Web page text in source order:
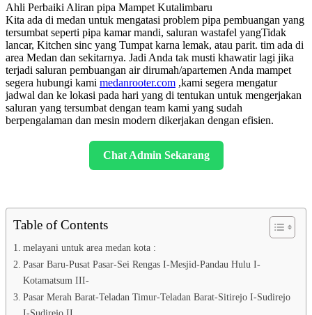
Ahli Perbaiki Aliran pipa Mampet Kutalimbaru
Kita ada di medan untuk mengatasi problem pipa pembuangan yang
tersumbat seperti pipa kamar mandi, saluran wastafel yangTidak
lancar, Kitchen sinc yang Tumpat karna lemak, atau parit. tim ada di
area Medan dan sekitarnya. Jadi Anda tak musti khawatir lagi jika
terjadi saluran pembuangan air dirumah/apartemen Anda mampet
segera hubungi kami medanrooter.com ,kami segera mengatur
jadwal dan ke lokasi pada hari yang di tentukan untuk mengerjakan
saluran yang tersumbat dengan team kami yang sudah
berpengalaman dan mesin modern dikerjakan dengan efisien.
Chat Admin Sekarang
Table of Contents
melayani untuk area medan kota :
Pasar Baru-Pusat Pasar-Sei Rengas I-Mesjid-Pandau Hulu I-
Kotamatsum III-
Pasar Merah Barat-Teladan Timur-Teladan Barat-Sitirejo I-Sudirejo